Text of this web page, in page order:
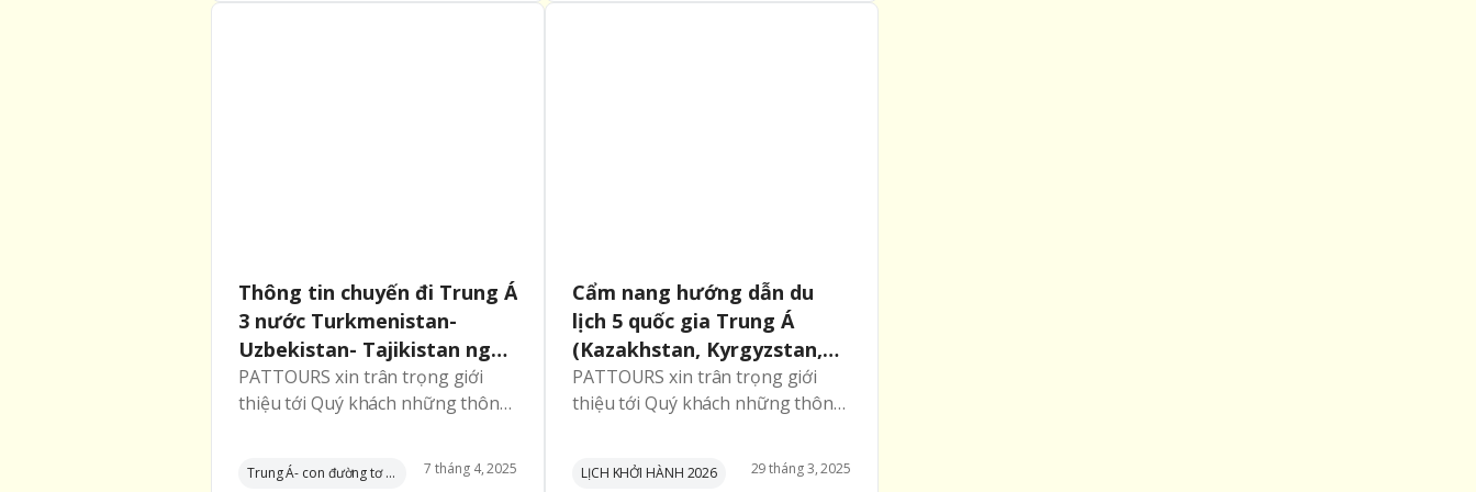
Thông tin chuyến đi Trung Á
3 nước Turkmenistan-
Uzbekistan- Tajikistan ngày
9/4/2025 (PHẦN 2- CẬP
NHẬT LIÊN TỤC)
PATTOURS xin trân trọng giới
thiệu tới Quý khách những thông
nước Hành trình ASHGABAT-
Trung Á- con đường tơ lụa qua 5 nước 7 tháng 4,2025
Cẩm nang hướng dẫn du
lịch 5 quốc gia Trung Á
(Kazakhstan, Kyrgyzstan,
Tajikistan, Uzbekistan,
Turkmenistan) 15/04/2026
PATTOURS xin trân trọng giới
thiệu tới Quý khách những thông
nước KAZAKHSTAN-
LỊCH KHỞI HÀNH 2026 29tháng3,2025